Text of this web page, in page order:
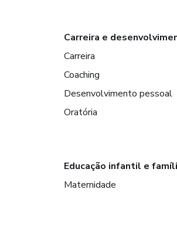
Carreira e
Carreira
Coaching
Desenvolvimento pessoal
Oratória
Educação infantil e
Maternidade